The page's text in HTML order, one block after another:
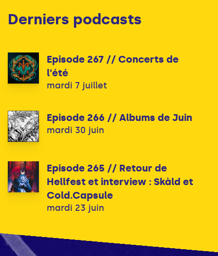
Derniers podcasts
Episode 267 // Concerts de
l'été
mardi 7 juillet
Episode 266 // Albums de Juin
mardi 30 juin
Episode 265 // Retour de
Hellfest et interview : Skàld et
Cold.Capsule
mardi 23 juin